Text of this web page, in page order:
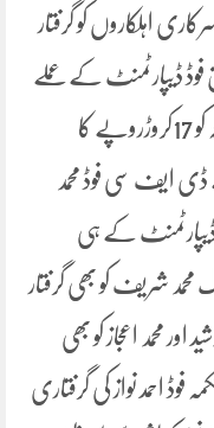
کا نقصان پہنچانے میں ملوث 8 سرکاری اہلکاروں کو گرفتار
ڈیپارٹمنٹ کے عملے
نے جعلی بینک واچرز بنا کر سرکاری خزانہ کو 17کروڑروپے کا
ڈی ایف سی فوڈ محمد
ڈیپارٹمنٹ کے ہی
محمد شریف کو بھی گرفتار
اور محمد اعجاز کو بھی
فوڈ احمد نواز کی گرفتاری